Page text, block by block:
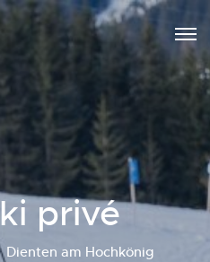
privé
Dienten am Hochkönig